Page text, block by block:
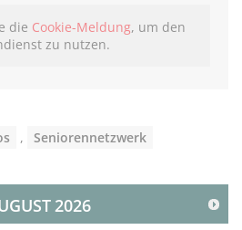
die Cookie-Meldung, um den
zu nutzen.
, Seniorennetzwerk
2026